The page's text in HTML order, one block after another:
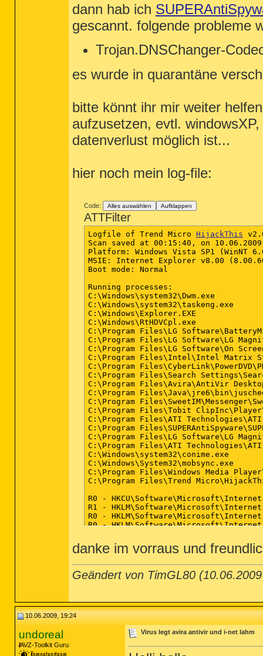
dann hab ich
gescannt. folgende probleme
Trojan.DNSChanger-
es wurde in quarantäne
bitte könnt ihr mir weiter
aufzusetzen, evtl.
datenverlust möglich ist...
hier noch mein log-file:
Code: Alles auswählen Aufklappen
ATTFilter
Logfile of Trend Micro HijackThis
Scan saved at 00:15:40, on 10.06.2009
Platform: Windows Vista SP1 (WinNT
MSIE: Internet Explorer v8.00
Boot mode: Normal
Running processes:
C:\Windows\system32\Dwm.exe
C:\Windows\system32\taskeng.exe
C:\Windows\Explorer.EXE
C:\Windows\RtHDVCpl.exe
C:\Program Files\LG
C:\Program Files\LG Software\LG
C:\Program Files\LG Software\On
C:\Program Files\Intel\Intel Matrix
C:\Program
C:\Program Files\Search
C:\Program Files\Avira\AntiVir
C:\Program
C:\Program
C:\Program Files\Tobit
C:\Program Files\ATI
C:\Program
C:\Program Files\LG Software\LG
C:\Program Files\ATI
C:\Windows\system32\conime.exe
C:\Windows\System32\mobsync.exe
C:\Program Files\Windows Media
C:\Program Files\Trend
R0 -
R1 -
R0 -
R0 -
R1 -
R0 -
O1 - Hosts: ::1 localhost
O2 - BHO: Adobe PDF Reader -
O2 - BHO: Windows Live Anmelde-
O2 - BHO: Java(tm) Plug-In 2 SSV
O2 - BHO: SearchSettings Class -
O2 - BHO: SWEETIE - {EEE6C35C-
O3 - Toolbar: Contribute Toolbar -
O3 - Toolbar: ICQToolBar -
danke im vorraus und
Geändert von TimGL80
10.06.2009, 19:24
undoreal
AVZ-Toolkit Guru
Virus legt avira antivir und i-net lahm